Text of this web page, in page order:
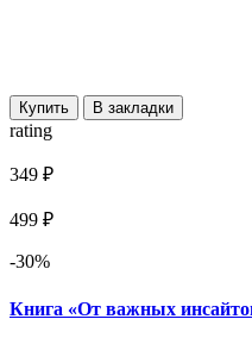
Купить В закладки
rating
349 ₽
499 ₽
-30%
Книга «От важных